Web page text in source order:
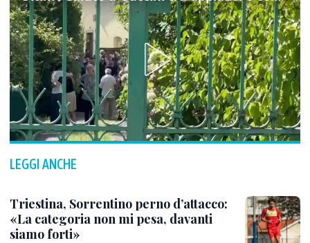
LEGGI ANCHE
Triestina, Sorrentino perno d’attacco:
«La categoria non mi pesa, davanti
siamo forti»